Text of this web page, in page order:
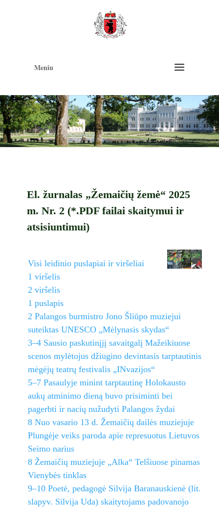
Meniu
El. žurnalas „Žemaičių žemė“ 2025
m. Nr. 2 (*.PDF failai skaitymui ir
atsisiuntimui)
Visi leidinio puslapiai ir viršeliai
1 viršelis
2 viršelis
1 puslapis
2 Palangos burmistro Jono Šliūpo muziejui
suteiktas UNESCO „Mėlynasis skydas“
3–4 Sausio paskutinįjį savaitgalį Mažeikiuose
scenos mylėtojus džiugino devintasis tarptautinis
mėgėjų teatrų festivalis „INvazijos“
5–7 Pasaulyje minint tarptautinę Holokausto
aukų atminimo dieną buvo prisiminti bei
pagerbti ir nacių nužudyti Palangos žydai
8 Nuo vasario 13 d. Žemaičių dailės muziejuje
Plungėje veiks paroda apie represuotus Lietuvos
Seimo narius
8 Žemaičių muziejuje „Alka“ Telšiuose pinamas
Vienybės tinklas
9–10 Poetė, pedagogė Silvija Baranauskienė (lit.
slapyv. Silvija Uda) skaitytojams padovanojo